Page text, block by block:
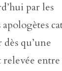
par les
qu’une